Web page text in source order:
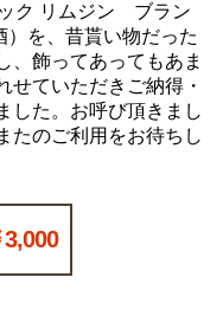
ク リムジン ブラン
を、昔貰い物だった
、飾ってあってもあま
せていただきご納得・
した。お呼び頂きまし
たのご利用をお待ちし
3,000